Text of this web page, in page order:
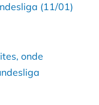
(11/01)
onde